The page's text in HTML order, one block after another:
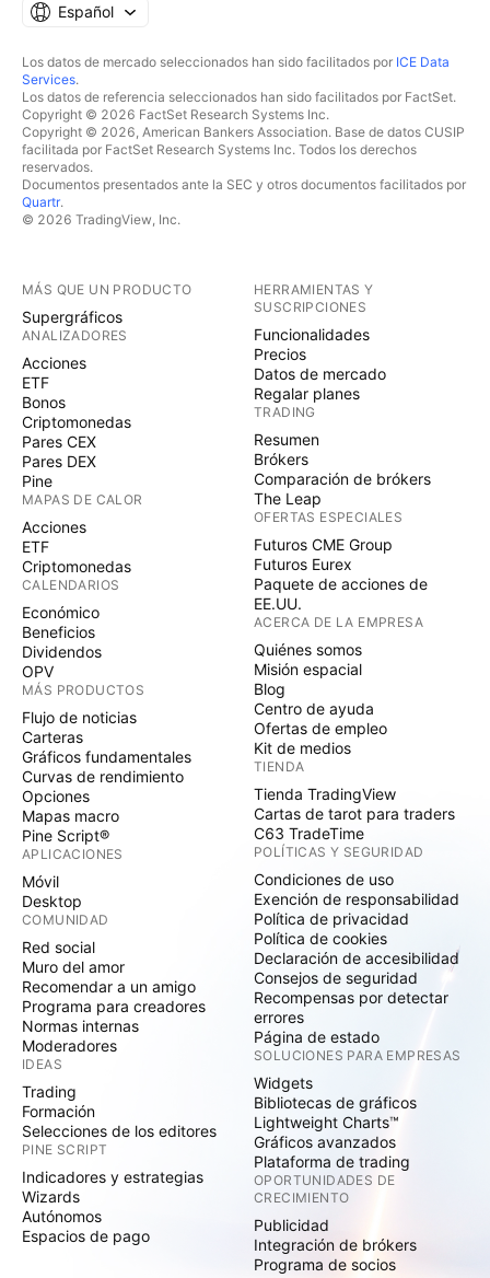
Español
Los datos de mercado seleccionados han sido facilitados por ICE Data
Services.
Los datos de referencia seleccionados han sido facilitados por FactSet.
Copyright © 2026 FactSet Research Systems Inc.
Copyright © 2026, American Bankers Association. Base de datos CUSIP
facilitada por FactSet Research Systems Inc. Todos los derechos
reservados.
Documentos presentados ante la SEC y otros documentos facilitados por
Quartr.
© 2026 TradingView, Inc.
MÁS QUE UN PRODUCTO
Supergráficos
ANALIZADORES
Acciones
ETF
Bonos
Criptomonedas
Pares CEX
Pares DEX
Pine
MAPAS DE CALOR
Acciones
ETF
Criptomonedas
CALENDARIOS
Económico
Beneficios
Dividendos
OPV
MÁS PRODUCTOS
Flujo de noticias
Carteras
Gráficos fundamentales
Curvas de rendimiento
Opciones
Mapas macro
Pine Script®
APLICACIONES
Móvil
Desktop
COMUNIDAD
Red social
Muro del amor
Recomendar a un amigo
Programa para creadores
Normas internas
Moderadores
IDEAS
Trading
Formación
Selecciones de los editores
PINE SCRIPT
Indicadores y estrategias
Wizards
Autónomos
Espacios de pago
HERRAMIENTAS Y
SUSCRIPCIONES
Funcionalidades
Precios
Datos de mercado
Regalar planes
TRADING
Resumen
Brókers
Comparación de brókers
The Leap
OFERTAS ESPECIALES
Futuros CME Group
Futuros Eurex
Paquete de acciones de
EE.UU.
ACERCA DE LA EMPRESA
Quiénes somos
Misión espacial
Blog
Centro de ayuda
Ofertas de empleo
Kit de medios
TIENDA
Tienda TradingView
Cartas de tarot para traders
C63 TradeTime
POLÍTICAS Y SEGURIDAD
Condiciones de uso
Exención de responsabilidad
Política de privacidad
Política de cookies
Declaración de accesibilidad
Consejos de seguridad
Recompensas por detectar
errores
Página de estado
SOLUCIONES PARA EMPRESAS
Widgets
Bibliotecas de gráficos
Lightweight Charts™
Gráficos avanzados
Plataforma de trading
OPORTUNIDADES DE
CRECIMIENTO
Publicidad
Integración de brókers
Programa de socios